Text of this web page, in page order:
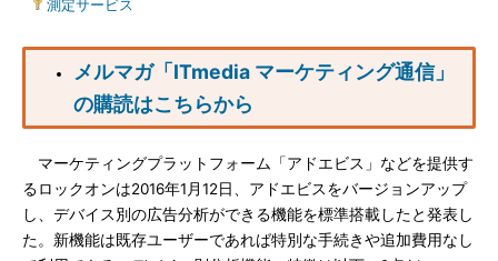
測定サービス
メルマガ「ITmedia マーケティング通信」
の購読はこちらから
マーケティングプラットフォーム「アドエビス」などを提供す
るロックオンは2016年1月12日、アドエビスをバージョンアップ
し、デバイス別の広告分析ができる機能を標準搭載したと発表し
た。新機能は既存ユーザーであれば特別な手続きや追加費用なし